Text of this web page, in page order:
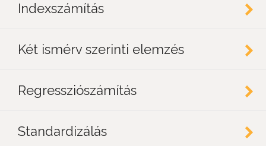
Indexszámítás
Két ismérv szerinti elemzés
Regressziószámítás
Standardizálás